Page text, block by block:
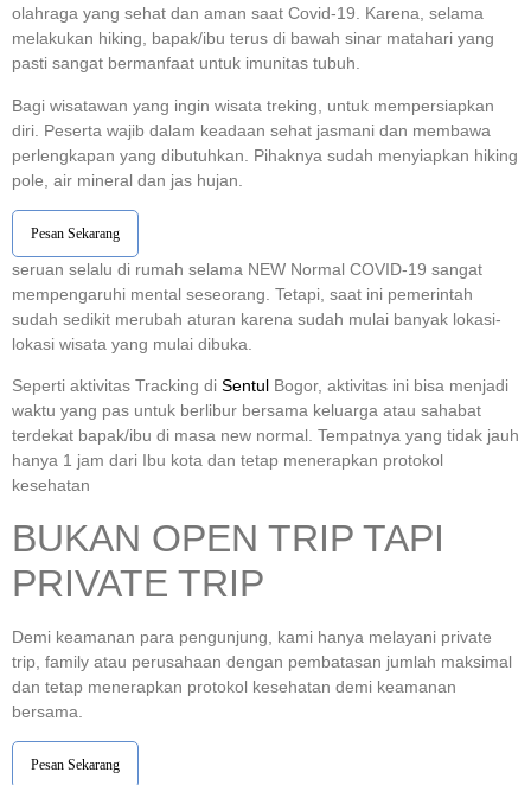
olahraga yang sehat dan aman saat Covid-19. Karena, selama
melakukan hiking, bapak/ibu terus di bawah sinar matahari yang
pasti sangat bermanfaat untuk imunitas tubuh.
Bagi wisatawan yang ingin wisata treking, untuk mempersiapkan
diri. Peserta wajib dalam keadaan sehat jasmani dan membawa
perlengkapan yang dibutuhkan. Pihaknya sudah menyiapkan hiking
pole, air mineral dan jas hujan.
Pesan Sekarang
seruan selalu di rumah selama NEW Normal COVID-19 sangat
mempengaruhi mental seseorang. Tetapi, saat ini pemerintah
sudah sedikit merubah aturan karena sudah mulai banyak lokasi-
lokasi wisata yang mulai dibuka.
Seperti aktivitas Tracking di Sentul Bogor, aktivitas ini bisa menjadi
waktu yang pas untuk berlibur bersama keluarga atau sahabat
terdekat bapak/ibu di masa new normal. Tempatnya yang tidak jauh
hanya 1 jam dari Ibu kota dan tetap menerapkan protokol
kesehatan
BUKAN OPEN TRIP TAPI
PRIVATE TRIP
Demi keamanan para pengunjung, kami hanya melayani private
trip, family atau perusahaan dengan pembatasan jumlah maksimal
dan tetap menerapkan protokol kesehatan demi keamanan
bersama.
Pesan Sekarang